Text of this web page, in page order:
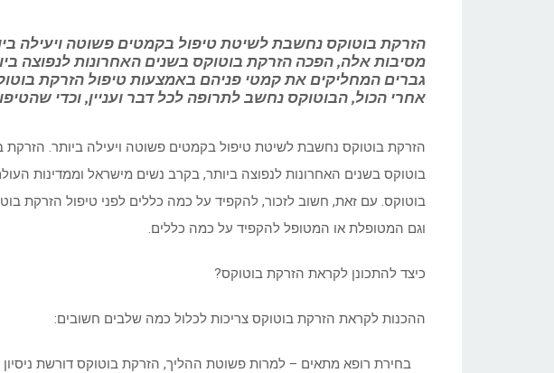
הזרקת בוטוקס נחשבת לשיטת טיפול בקמטים פשוטה ויעילה
מסיבות אלה, הפכה הזרקת בוטוקס בשנים האחרונות לנפוצה
גברים המחליקים את קמטי פניהם באמצעות טיפול הזרקת
אחרי הכול, הבוטוקס נחשב לתרופה לכל דבר ועניין, וכדי
הזרקת בוטוקס נחשבת לשיטת טיפול בקמטים פשוטה ויעילה ביותר. הזרקת
בוטוקס בשנים האחרונות לנפוצה ביותר, בקרב נשים מישראל וממדינות
בוטוקס. עם זאת, חשוב לזכור, להקפיד על כמה כללים לפני טיפול הזרקת
וגם המטופלת או המטופל להקפיד על כמה כללים.
כיצד להתכונן לקראת הזרקת בוטוקס?
ההכנות לקראת הזרקת בוטוקס צריכות לכלול כמה שלבים חשובים:
בחירת רופא מתאים – למרות פשוטת ההליך, הזרקת בוטוקס דורשת